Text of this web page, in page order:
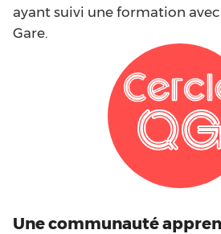
ayant suivi une formation
Gare.
QG
Une communauté